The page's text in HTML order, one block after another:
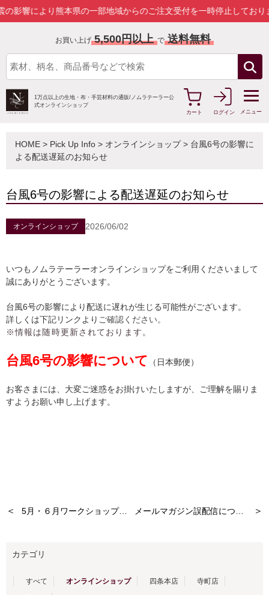
響により熊本県の一部地域からのご注文受付を一時停止しておりま
お買い上げ 5,500円以上 で 送料無料
1万点以上の生地・布・手芸材料の通販/ ノムラテーラー公
式オンラインショップ
カート
ログイン メニュー
HOME > Pick Up Info > オンラインショップ> 台風6号の影響に
よる配送遅延のお知らせ
台風6号の影響による配送遅延のお知らせ
オンラインショップ 2026/06/02
いつもノムラテーラーオンラインショップをご利用くださいまして
誠にありがとうございます。
台風6号の影響により配送に遅れが生じる可能性がございます。
詳しくは下記リンクより ご確認ください。
※情報は随時更新されております。
台風6号の影響について （日本郵便）
お客さまには、大変ご迷惑をお掛けいたしますが、ご理解を賜りま
すようお願い申し上げます。
＜ 5月・６月ワークショップのお知らせ ＞
カテゴリ
すべて オンラインショップ 四条本店
寺町店